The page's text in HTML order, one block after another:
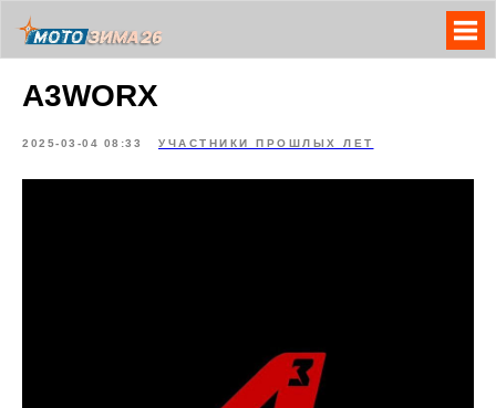
A3WORX
2025-03-04 08:33 УЧАСТНИКИ ПРОШЛЫХ ЛЕТ